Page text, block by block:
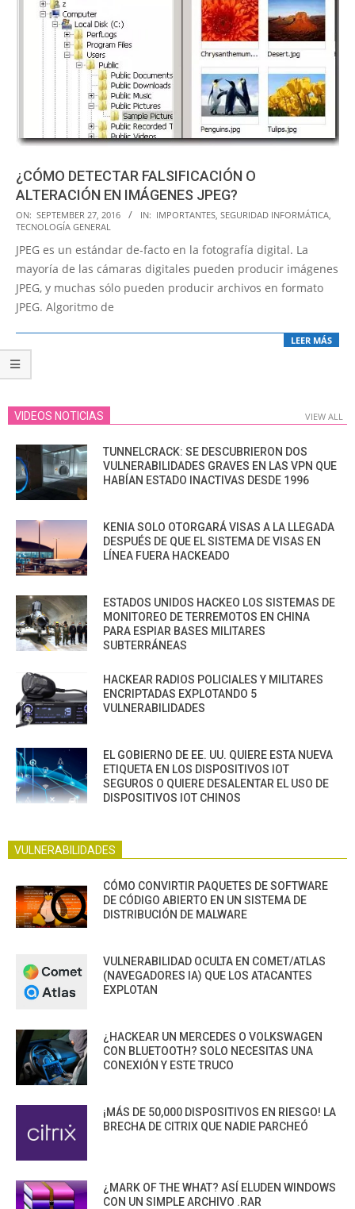
¿CÓMO DETECTAR FALSIFICACIÓN O
ALTERACIÓN EN IMÁGENES JPEG?
2016-
09-
27
ON: SEPTEMBER 27, 2016 IN: IMPORTANTES, SEGURIDAD INFORMÁTICA,
TECNOLOGÍA GENERAL
JPEG es un estándar de-facto en la fotografía digital. La
mayoría de las cámaras digitales pueden producir imágenes
JPEG, y muchas sólo pueden producir archivos en formato
JPEG. Algoritmo de
LEER MÁS
VIDEOS NOTICIAS VIEW ALL
TUNNELCRACK: SE DESCUBRIERON DOS
VULNERABILIDADES GRAVES EN LAS VPN QUE
HABÍAN ESTADO INACTIVAS DESDE 1996
KENIA SOLO OTORGARÁ VISAS A LA LLEGADA
DESPUÉS DE QUE EL SISTEMA DE VISAS EN
LÍNEA FUERA HACKEADO
ESTADOS UNIDOS HACKEO LOS SISTEMAS DE
MONITOREO DE TERREMOTOS EN CHINA
PARA ESPIAR BASES MILITARES
SUBTERRÁNEAS
HACKEAR RADIOS POLICIALES Y MILITARES
ENCRIPTADAS EXPLOTANDO 5
VULNERABILIDADES
EL GOBIERNO DE EE. UU. QUIERE ESTA NUEVA
ETIQUETA EN LOS DISPOSITIVOS IOT
SEGUROS O QUIERE DESALENTAR EL USO DE
DISPOSITIVOS IOT CHINOS
VULNERABILIDADES
CÓMO CONVIRTIR PAQUETES DE SOFTWARE
DE CÓDIGO ABIERTO EN UN SISTEMA DE
DISTRIBUCIÓN DE MALWARE
VULNERABILIDAD OCULTA EN COMET/ATLAS
(NAVEGADORES IA) QUE LOS ATACANTES
EXPLOTAN
¿HACKEAR UN MERCEDES O VOLKSWAGEN
CON BLUETOOTH? SOLO NECESITAS UNA
CONEXIÓN Y ESTE TRUCO
¡MÁS DE 50,000 DISPOSITIVOS EN RIESGO! LA
BRECHA DE CITRIX QUE NADIE PARCHEÓ
¿MARK OF THE WHAT? ASÍ ELUDEN WINDOWS
CON UN SIMPLE ARCHIVO .RAR